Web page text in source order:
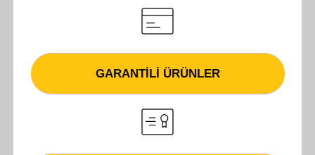
GARANTILI ÜRÜNLER